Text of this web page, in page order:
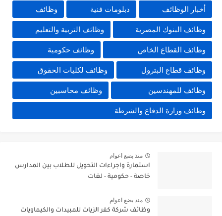
أخبار الوظائف دبلومات فنية وظائف
وظائف البنوك المصرية وظائف التربية والتعليم
وظائف القطاع الخاص وظائف حكومية
وظائف قطاع البترول وظائف لكليات الحقوق
وظائف للمهندسين وظائف محاسبين
وظائف وزارة الدفاع والشرطة
منذ بضع اعوام
استمارة واجراءات التحويل للطلاب بين المدارس
خاصة - حكومية - لغات
منذ بضع اعوام
وظائف شركة كفر الزيات للمبيدات والكيماويات